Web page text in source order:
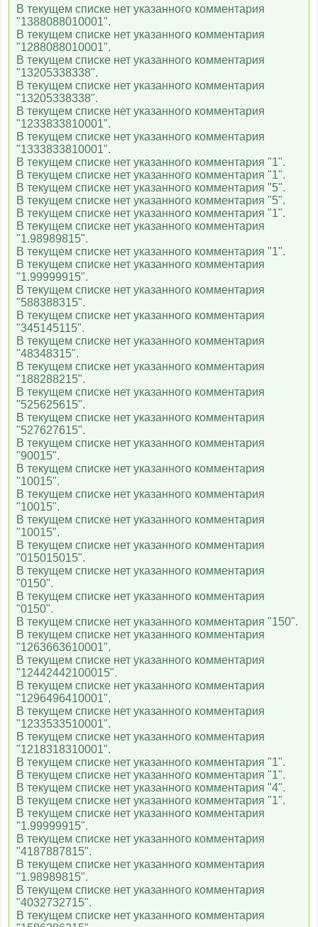
В текущем списке нет указанного комментария
"1388088010001".
В текущем списке нет указанного комментария
"1288088010001".
В текущем списке нет указанного комментария
"13205338338".
В текущем списке нет указанного комментария
"13205338338".
В текущем списке нет указанного комментария
"1233833810001".
В текущем списке нет указанного комментария
"1333833810001".
В текущем списке нет указанного комментария "1".
В текущем списке нет указанного комментария "1".
В текущем списке нет указанного комментария "5".
В текущем списке нет указанного комментария "5".
В текущем списке нет указанного комментария "1".
В текущем списке нет указанного комментария
"1.98989815".
В текущем списке нет указанного комментария "1".
В текущем списке нет указанного комментария
"1.99999915".
В текущем списке нет указанного комментария
"588388315".
В текущем списке нет указанного комментария
"345145115".
В текущем списке нет указанного комментария
"48348315".
В текущем списке нет указанного комментария
"188288215".
В текущем списке нет указанного комментария
"525625615".
В текущем списке нет указанного комментария
"527627615".
В текущем списке нет указанного комментария
"90015".
В текущем списке нет указанного комментария
"10015".
В текущем списке нет указанного комментария
"10015".
В текущем списке нет указанного комментария
"10015".
В текущем списке нет указанного комментария
"015015015".
В текущем списке нет указанного комментария
"0150".
В текущем списке нет указанного комментария
"0150".
В текущем списке нет указанного комментария "150".
В текущем списке нет указанного комментария
"1263663610001".
В текущем списке нет указанного комментария
"12442442100015".
В текущем списке нет указанного комментария
"1296496410001".
В текущем списке нет указанного комментария
"1233533510001".
В текущем списке нет указанного комментария
"1218318310001".
В текущем списке нет указанного комментария "1".
В текущем списке нет указанного комментария "1".
В текущем списке нет указанного комментария "4".
В текущем списке нет указанного комментария "1".
В текущем списке нет указанного комментария
"1.99999915".
В текущем списке нет указанного комментария
"4187887815".
В текущем списке нет указанного комментария
"1.98989815".
В текущем списке нет указанного комментария
"4032732715".
В текущем списке нет указанного комментария